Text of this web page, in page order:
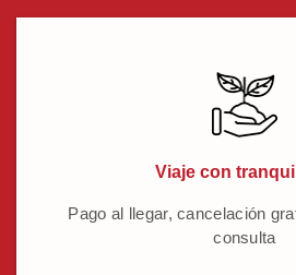
Viaje con
Pago al llegar, cancelación
consulta